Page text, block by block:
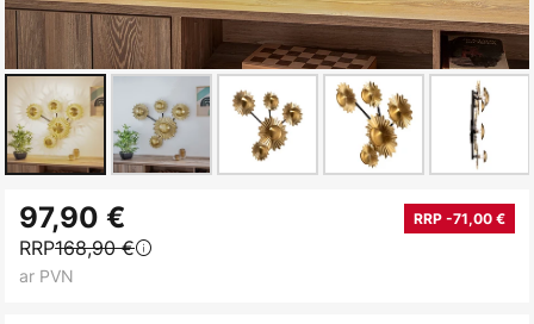
uz
galerijas
sākumu
97,90 € RRP -71,00 €
RRP168,90 €
ar PVN